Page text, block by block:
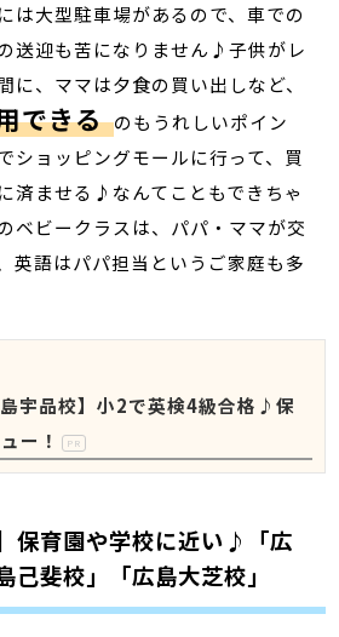
は大型駐車場があるので、車での
送迎も苦になりません♪子供がレ
に、ママは夕食の買い出しなど、
できる のもうれしいポイン
ショッピングモールに行って、買
済ませる♪なんてこともできちゃ
ベビークラスは、パパ・ママが交
英語はパパ担当というご家庭も多
島宇品校】小2で英検4級合格♪保
ー！
PR
保育園や学校に近い♪「広
己斐校」「広島大芝校」